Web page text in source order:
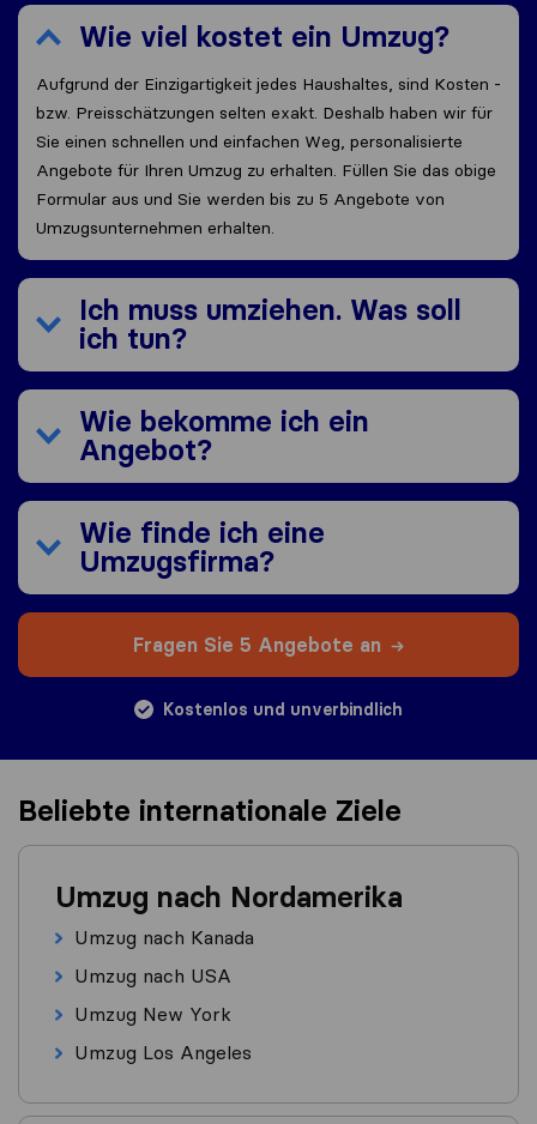
Wie viel kostet ein Umzug?
Aufgrund der Einzigartigkeit jedes Haushaltes, sind Kosten -
bzw. Preisschätzungen selten exakt. Deshalb haben wir für
Sie einen schnellen und einfachen Weg, personalisierte
Angebote für Ihren Umzug zu erhalten. Füllen Sie das obige
Formular aus und Sie werden bis zu 5 Angebote von
Umzugsunternehmen erhalten.
Ich muss umziehen. Was soll
ich tun?
Wie bekomme ich ein
Angebot?
Wie finde ich eine
Umzugsfirma?
Fragen Sie 5 Angebote an
Kostenlos und unverbindlich
Beliebte internationale Ziele
Umzug nach Nordamerika
Umzug nach Kanada
Umzug nach USA
Umzug New York
Umzug Los Angeles